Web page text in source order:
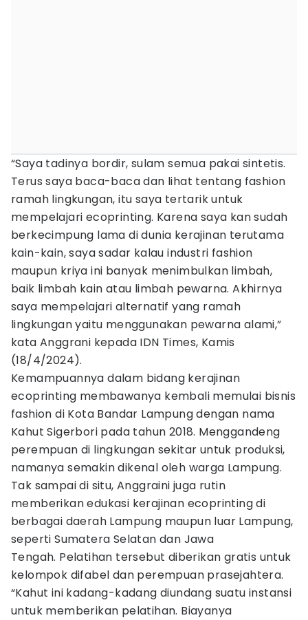
“Saya tadinya bordir, sulam semua pakai sintetis.
Terus saya baca-baca dan lihat tentang fashion
ramah lingkungan, itu saya tertarik untuk
mempelajari ecoprinting. Karena saya kan sudah
berkecimpung lama di dunia kerajinan terutama
kain-kain, saya sadar kalau industri fashion
maupun kriya ini banyak menimbulkan limbah,
baik limbah kain atau limbah pewarna. Akhirnya
saya mempelajari alternatif yang ramah
lingkungan yaitu menggunakan pewarna alami,”
kata Anggrani kepada IDN Times, Kamis
(18/4/2024).
Kemampuannya dalam bidang kerajinan
ecoprinting membawanya kembali memulai bisnis
fashion di Kota Bandar Lampung dengan nama
Kahut Sigerbori pada tahun 2018. Menggandeng
perempuan di lingkungan sekitar untuk produksi,
namanya semakin dikenal oleh warga Lampung.
Tak sampai di situ, Anggraini juga rutin
memberikan edukasi kerajinan ecoprinting di
berbagai daerah Lampung maupun luar Lampung,
seperti Sumatera Selatan dan Jawa
Tengah. Pelatihan tersebut diberikan gratis untuk
kelompok difabel dan perempuan prasejahtera.
“Kahut ini kadang-kadang diundang suatu instansi
untuk memberikan pelatihan. Biayanya